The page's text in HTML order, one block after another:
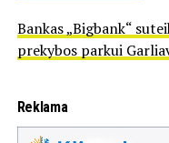
Bankas „Bigbank“
prekybos parkui
Reklama